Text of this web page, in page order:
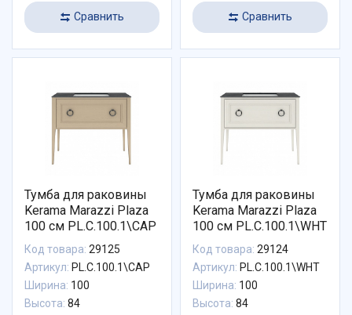
Сравнить Сравнить
Тумба для раковины
Kerama Marazzi Plaza
100 см PL.C.100.1\CAP
Код товара: 29125
Артикул: PL.C.100.1\CAP
Ширина: 100
Высота: 84
Тумба для раковины
Kerama Marazzi Plaza
100 см PL.C.100.1\WHT
Код товара: 29124
Артикул: PL.C.100.1\WHT
Ширина: 100
Высота: 84